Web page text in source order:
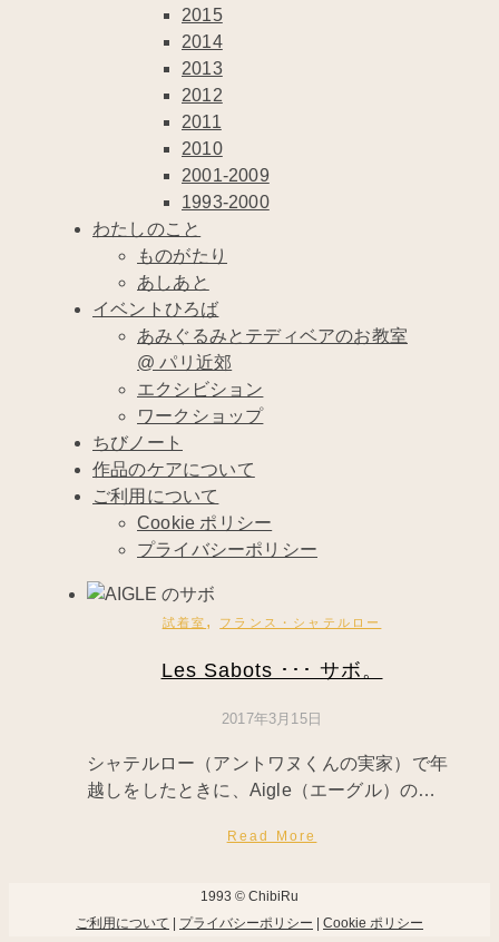
2015
2014
2013
2012
2011
2010
2001-2009
1993-2000
わたしのこと
ものがたり
あしあと
イベントひろば
あみぐるみとテディベアのお教室
@ パリ近郊
エクシビション
ワークショップ
ちびノート
作品のケアについて
ご利用について
Cookie ポリシー
プライバシーポリシー
試着室 , フランス・シャテルロー
Les Sabots ･･･ サボ。
2017年3月15日
シャテルロー（アントワヌくんの実家）で年
越しをしたときに、Aigle（エーグル）の…
Read More
1993 © ChibiRu
ご利用について
プライバシーポリシー Cookie ポリシー